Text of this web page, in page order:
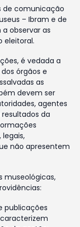
de comunicação
– Ibram e de
observar as
eleitoral.
é vedada a
órgãos e
as
devem ser
agentes
da
não apresentem
museológicas,
publicações